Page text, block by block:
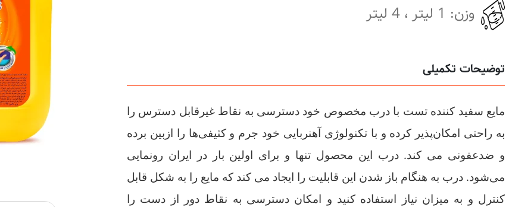
وزن: 1 لیتر ، 4 لیتر
توضیحات تکمیلی
مایع سفید کننده تست با درب مخصوص خود دسترسی به نقاط غیرقابل دسترس را
به راحتی امکان‌پذیر کرده و با تکنولوژی آهنربایی خود جرم و کثیفی‌ها را ازبین برده
و ضدعفونی می کند. درب این محصول تنها و برای اولین بار در ایران رونمایی
می‌شود. درب به هنگام باز شدن این قابلیت را ایجاد می کند که مایع را به شکل قابل
کنترل و به میزان نیاز استفاده کنید و امکان دسترسی به نقاط دور از دست را